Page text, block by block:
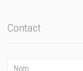
Contact